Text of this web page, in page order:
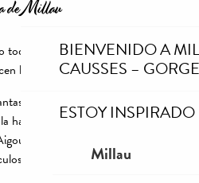
BIENVENIDO A
CAUSSES –
ESTOY INSPIRADO
Millau
de Millau
están cerca de Millau, los
la pena.
del Tarn, el Tayrac o au
hautes Dourbie, el Tapoul o el
¡todos estos lugares están
que combinan los atractivos